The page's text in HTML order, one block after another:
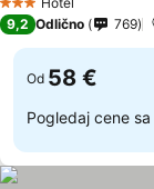
3 Zvezdice
9,2 Odlično 769
Od 58 €
Pogledaj cene sa